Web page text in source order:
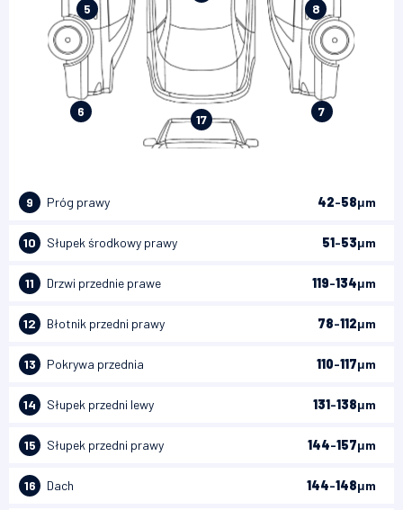
5
6 7
8
17
9 Próg prawy 42-58μm
10 Słupek środkowy prawy 51-53μm
11 Drzwi przednie prawe 119-134μm
12 Błotnik przedni prawy 78-112μm
13 Pokrywa przednia 110-117μm
14 Słupek przedni lewy 131-138μm
15 Słupek przedni prawy 144-157μm
16 Dach 144-148μm